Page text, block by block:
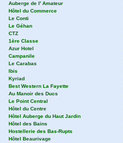
Auberge de l' Amateur
Hôtel du Commerce
Le Conti
Le Géhan
CTZ
1ère Classe
Azur Hotel
Campanile
Le Carabas
Ibis
Kyriad
Best Western La Fayette
Au Manoir des Ducs
Le Point Central
Hôtel du Centre
Hôtel Auberge du Haut Jardin
Hôtel des Bains
Hostellerie des Bas-Rupts
Hôtel Beaurivage